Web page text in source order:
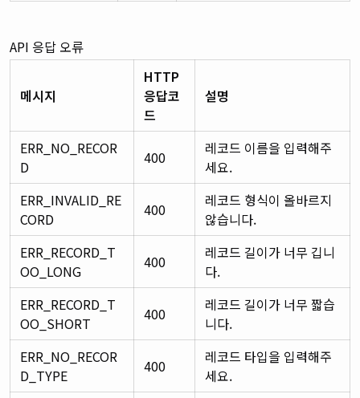
API 응답 오류
메시지
HTTP
응답코
드
설명
ERR_NO_RECOR
D
400
레코드 이름을 입력해주
세요.
ERR_INVALID_RE
CORD
400
레코드 형식이 올바르지
않습니다.
ERR_RECORD_T
OO_LONG
400
레코드 길이가 너무 깁니
다.
ERR_RECORD_T
OO_SHORT
400
레코드 길이가 너무 짧습
니다.
ERR_NO_RECOR
D_TYPE
400
레코드 타입을 입력해주
세요.